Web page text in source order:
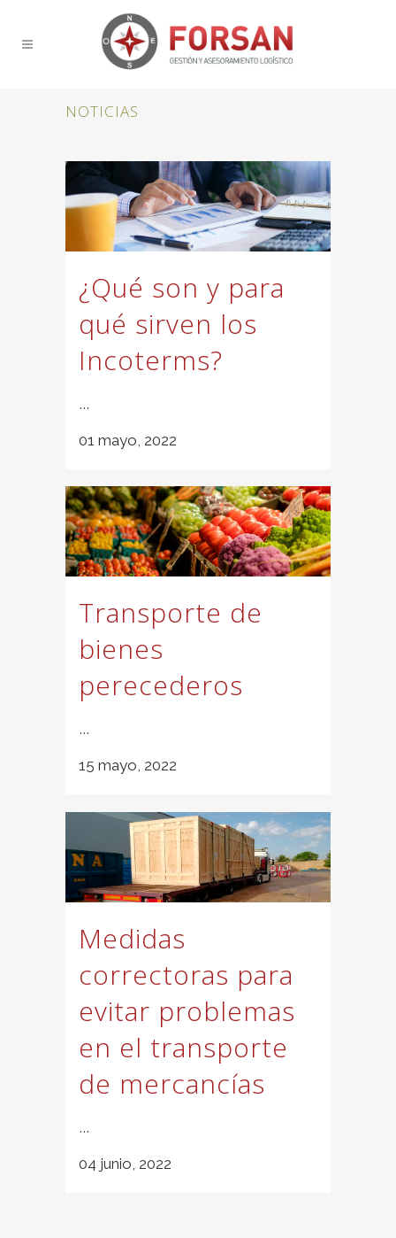
NOTICIAS
¿Qué son y para
qué sirven los
Incoterms?
...
01 mayo, 2022
Transporte de
bienes
perecederos
...
15 mayo, 2022
Medidas
correctoras para
evitar problemas
en el transporte
de mercancías
...
04 junio, 2022